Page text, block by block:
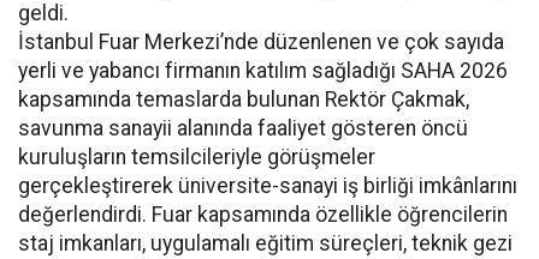
geldi.
İstanbul Fuar Merkezi’nde düzenlenen ve çok sayıda
yerli ve yabancı firmanın katılım sağladığı SAHA 2026
kapsamında temaslarda bulunan Rektör Çakmak,
savunma sanayii alanında faaliyet gösteren öncü
kuruluşların temsilcileriyle görüşmeler
gerçekleştirerek üniversite-sanayi iş birliği imkânlarını
değerlendirdi. Fuar kapsamında özellikle öğrencilerin
staj imkanları, uygulamalı eğitim süreçleri, teknik gezi